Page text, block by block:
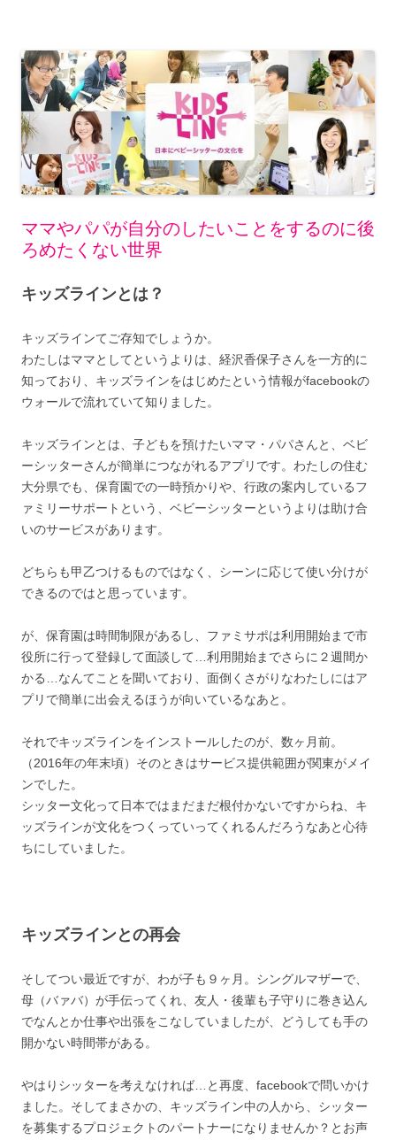
ママやパパが自分のしたいことをするのに後
ろめたくない世界
キッズラインとは？
キッズラインてご存知でしょうか。
わたしはママとしてというよりは、経沢香保子さんを一方的に
知っており、キッズラインをはじめたという情報がfacebookの
ウォールで流れていて知りました。
キッズラインとは、子どもを預けたいママ・パパさんと、ベビ
ーシッターさんが簡単につながれるアプリです。わたしの住む
大分県でも、保育園での一時預かりや、行政の案内しているフ
ァミリーサポートという、ベビーシッターというよりは助け合
いのサービスがあります。
どちらも甲乙つけるものではなく、シーンに応じて使い分けが
できるのではと思っています。
が、保育園は時間制限があるし、ファミサポは利用開始まで市
役所に行って登録して面談して…利用開始までさらに２週間か
かる…なんてことを聞いており、面倒くさがりなわたしにはア
プリで簡単に出会えるほうが向いているなあと。
それでキッズラインをインストールしたのが、数ヶ月前。
（2016年の年末頃）そのときはサービス提供範囲が関東がメイ
ンでした。
シッター文化って日本ではまだまだ根付かないですからね、キ
ッズラインが文化をつくっていってくれるんだろうなあと心待
ちにしていました。
キッズラインとの再会
そしてつい最近ですが、わが子も９ヶ月。シングルマザーで、
母（バァバ）が手伝ってくれ、友人・後輩も子守りに巻き込ん
でなんとか仕事や出張をこなしていましたが、どうしても手の
開かない時間帯がある。
やはりシッターを考えなければ…と再度、facebookで問いかけ
ました。そしてまさかの、キッズライン中の人から、シッター
を募集するプロジェクトのパートナーになりませんか？とお声